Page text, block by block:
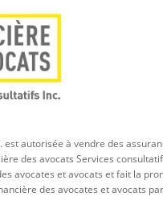
autorisée à vendre des
des avocats Services
avocates et avocats et fait la
des avocates et avocats